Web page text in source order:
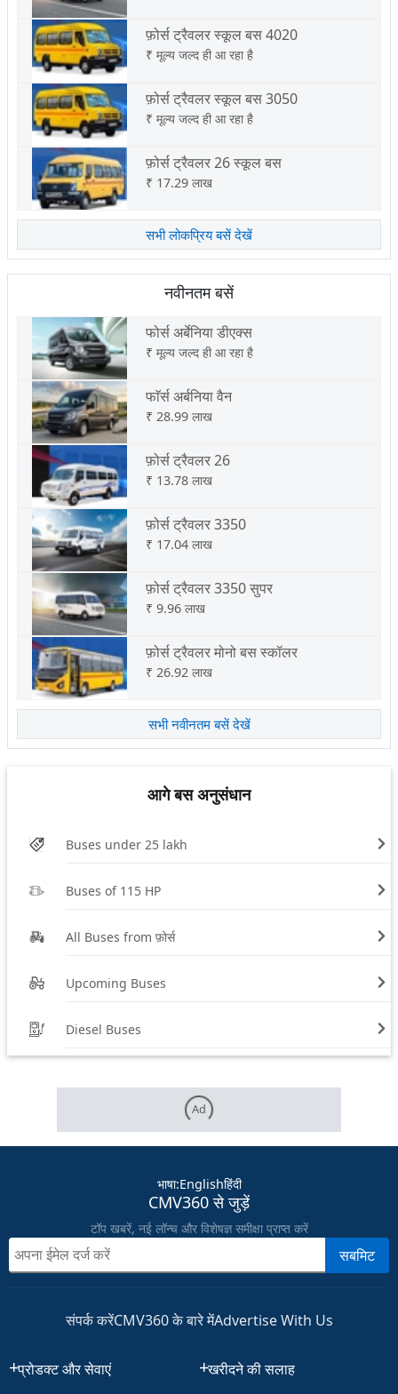
फ़ोर्स ट्रैवलर स्कूल बस 4020
₹ मूल्य जल्द ही आ रहा है
फ़ोर्स ट्रैवलर स्कूल बस 3050
₹ मूल्य जल्द ही आ रहा है
फ़ोर्स ट्रैवलर 26 स्कूल बस
₹ 17.29 लाख
सभी लोकप्रिय बसें देखें
नवीनतम बसें
फोर्स अर्बेनिया डीएक्स
₹ मूल्य जल्द ही आ रहा है
फाॅर्स अर्बनिया वैन
₹ 28.99 लाख
फ़ोर्स ट्रैवलर 26
₹ 13.78 लाख
फ़ोर्स ट्रैवलर 3350
₹ 17.04 लाख
फ़ोर्स ट्रैवलर 3350 सुपर
₹ 9.96 लाख
फ़ोर्स ट्रैवलर मोनो बस स्कॉलर
₹ 26.92 लाख
सभी नवीनतम बसें देखें
आगे बस अनुसंधान
Buses under 25 lakh
Buses of 115 HP
All Buses from फ़ोर्स
Upcoming Buses
Diesel Buses
Ad
भाषा:Englishहिंदी
CMV360 से जुड़ें
टॉप खबरें, नई लॉन्च और विशेषज्ञ समीक्षा प्राप्त करें
सबमिट
संपर्क करेंCMV360 के बारे मेंAdvertise With Us
प्रोडक्ट और सेवाएं
खरीदने की सलाह